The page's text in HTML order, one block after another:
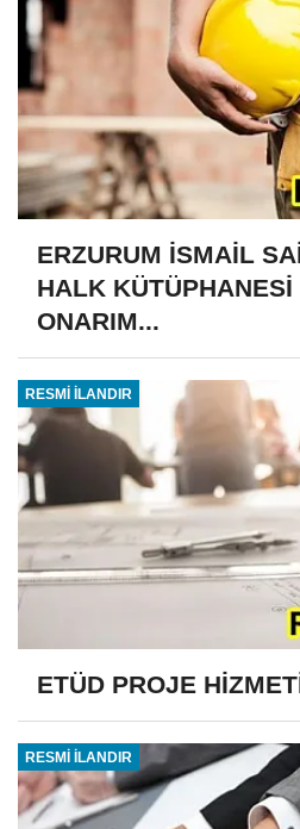
ERZURUM İSMAİL
HALK
ONARIM...
RESMİ İLANDIR
ETÜD PROJE
RESMİ İLANDIR